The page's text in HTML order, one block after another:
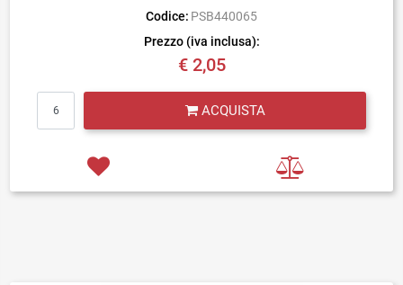
Codice: PSB440065
Prezzo (iva inclusa):
€ 2,05
ACQUISTA